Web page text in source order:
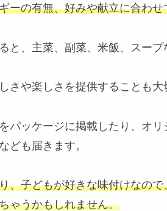
ーの有無、好みや献立に合わ
と、主菜、副菜、米飯、スープ
さや楽しさを提供することも大
パッケージに掲載したり、オ
ども届きます。
、子どもが好きな味付けなの
ゃうかもしれません。